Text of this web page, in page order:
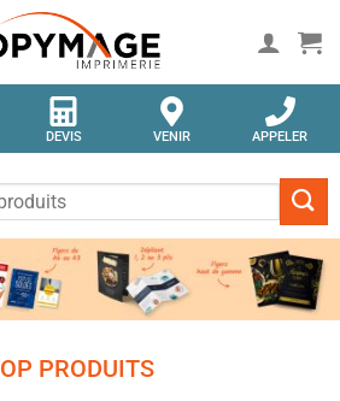
DEVIS VENIR APPELER
PRODUITS